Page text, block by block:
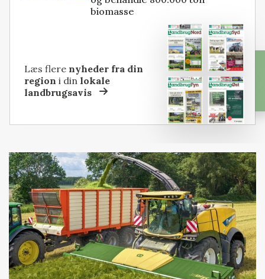
biomasse
Læs flere nyheder fra din
region i dinlokale
landbrugsavis